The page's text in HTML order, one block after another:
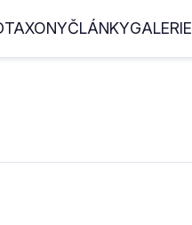
TAXONYČLÁNKYGALERIE